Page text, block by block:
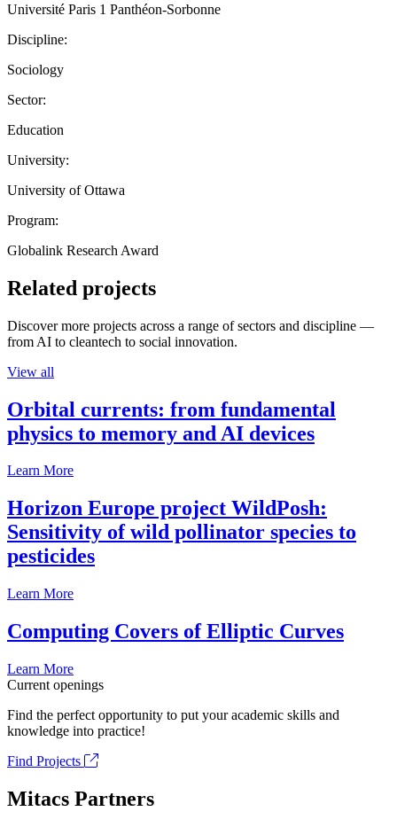
Université Paris 1 Panthéon-Sorbonne
Discipline:
Sociology
Sector:
Education
University:
University of Ottawa
Program:
Globalink Research Award
Related projects
Discover more projects across a range of sectors and discipline —
from AI to cleantech to social innovation.
View all
Orbital currents: from fundamental
physics to memory and AI devices
Learn More
Horizon Europe project WildPosh:
Sensitivity of wild pollinator species to
pesticides
Learn More
Computing Covers of Elliptic Curves
Learn More
Current openings
Find the perfect opportunity to put your academic skills and
knowledge into practice!
Find Projects
Mitacs Partners